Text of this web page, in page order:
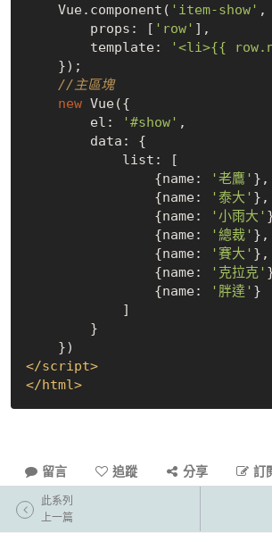
    Vue.component(
'item-show' ,
        props: [
'row' ],
        template:
'<li>{{
//主區塊
new Vue({
        el:
'#show' ,
                {name:
'老鷹' },
                {name:
'泰大' },
                {name:
'小雨大'
                {name:
'總裁' },
                {name:
'賽大' },
                {name:
'克拉克'
                {name:
'胖達' }
</script>
</html>
留言 追蹤 分享 訂
此系列
上一篇